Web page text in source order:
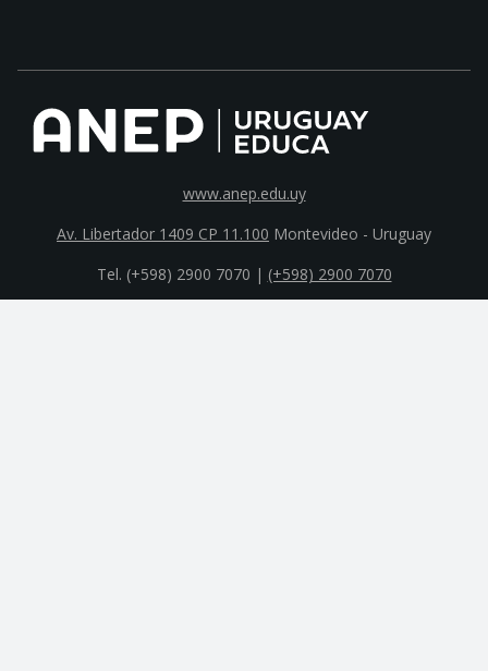
www.anep.edu.uy
Av. Libertador 1409 CP 11.100 Montevideo - Uruguay
Tel. (+598) 2900 7070 | (+598) 2900 7070